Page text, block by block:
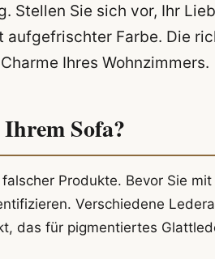
Stellen Sie sich vor, Ihr
aufgefrischter Farbe. Die
Ihres Wohnzimmers.
Sofa?
Produkte. Bevor Sie mit
Verschiedene
das für pigmentiertes